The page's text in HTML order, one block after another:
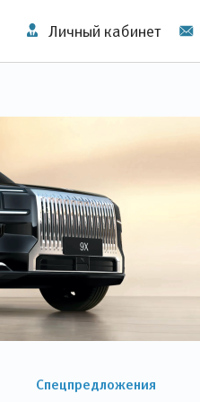
Личный кабинет
Спецпредложения